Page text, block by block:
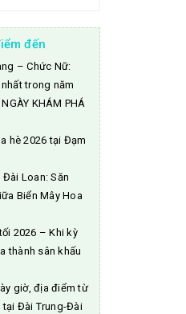
đến
– Chức Nữ:
trong năm
KHÁM PHÁ
hè 2026 tại Đạm
Đài Loan: Săn
Biển Mây Hoa
2026 – Khi kỳ
thành sân khấu
giờ, địa điểm từ
tại Đài Trung-Đài